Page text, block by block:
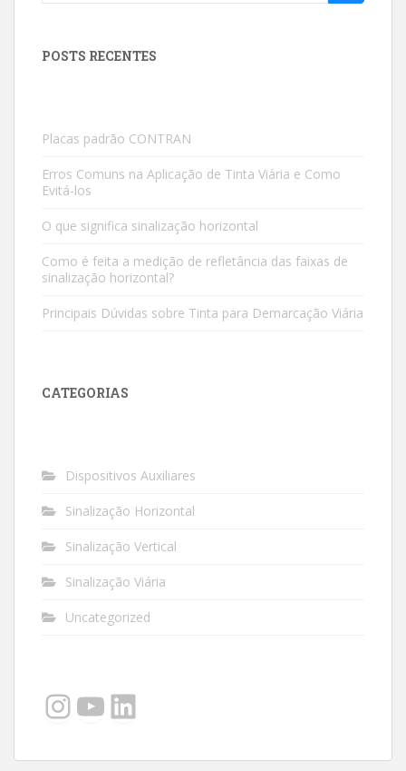
POSTS RECENTES
Placas padrão CONTRAN
Erros Comuns na Aplicação de Tinta Viária e Como
Evitá-los
O que significa sinalização horizontal
Como é feita a medição de refletância das faixas de
sinalização horizontal?
Principais Dúvidas sobre Tinta para Demarcação Viária
CATEGORIAS
Dispositivos Auxiliares
Sinalização Horizontal
Sinalização Vertical
Sinalização Viária
Uncategorized
Instagram
YouTube
LinkedIn